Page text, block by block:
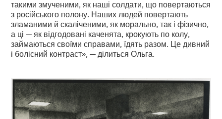
такими змученими, як наші солдати, що повертаються
з російського полону. Наших людей повертають
зламаними й скаліченими, як морально, так і фізично,
а ці — як відгодовані каченята, крокують по колу,
займаються своїми справами, їдять разом. Це дивний
і болісний контраст», — ділиться Ольга.